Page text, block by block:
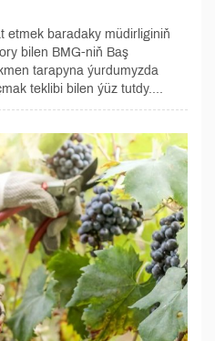
etmek baradaky müdirliginiň
bilen BMG-niň Baş
tarapyna ýurdumyzda
teklibi bilen ýüz tutdy....